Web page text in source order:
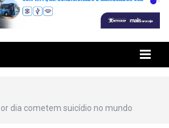
Bem
dia cometem suicídio no mundo